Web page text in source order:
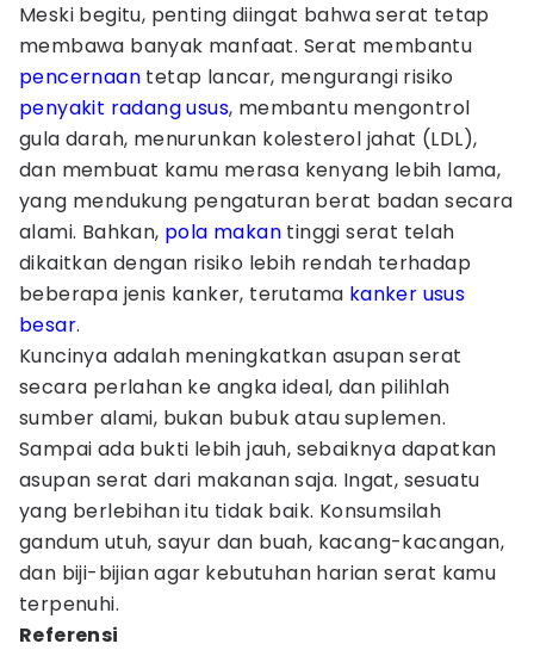
Meski begitu, penting diingat bahwa serat tetap
membawa banyak manfaat. Serat membantu
pencernaan tetap lancar, mengurangi risiko
penyakit radang usus, membantu mengontrol
gula darah, menurunkan kolesterol jahat (LDL),
dan membuat kamu merasa kenyang lebih lama,
yang mendukung pengaturan berat badan secara
alami. Bahkan, pola makan tinggi serat telah
dikaitkan dengan risiko lebih rendah terhadap
beberapa jenis kanker, terutama kanker usus
besar.
Kuncinya adalah meningkatkan asupan serat
secara perlahan ke angka ideal, dan pilihlah
sumber alami, bukan bubuk atau suplemen.
Sampai ada bukti lebih jauh, sebaiknya dapatkan
asupan serat dari makanan saja. Ingat, sesuatu
yang berlebihan itu tidak baik. Konsumsilah
gandum utuh, sayur dan buah, kacang-kacangan,
dan biji-bijian agar kebutuhan harian serat kamu
terpenuhi.
Referensi